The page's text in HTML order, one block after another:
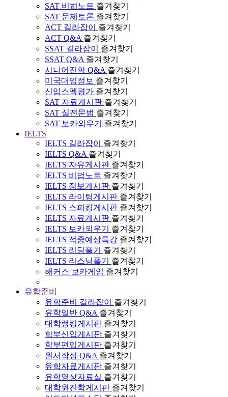
SAT 비법노트 즐겨찾기
SAT 문제토론 즐겨찾기
ACT 길라잡이
즐겨찾기
ACT Q&A 즐겨찾기
SSAT 길라잡이
즐겨찾기
SSAT Q&A 즐겨찾기
시니어진학 Q&A 즐겨찾기
미국대입정보 즐겨찾기
신입스펙평가 즐겨찾기
SAT 자료게시판 즐겨찾기
SAT 실전문법 즐겨찾기
SAT 보카외우기
즐겨찾기
IELTS
IELTS 길라잡이
즐겨찾기
IELTS Q&A 즐겨찾기
IELTS 자유게시판 즐겨찾기
IELTS 비법노트 즐겨찾기
IELTS 정보게시판 즐겨찾기
IELTS 라이팅게시판 즐겨찾기
IELTS 스피킹게시판 즐겨찾기
IELTS 자료게시판 즐겨찾기
IELTS 보카외우기
즐겨찾기
IELTS 적중예상특강 즐겨찾기
IELTS 리딩풀기
즐겨찾기
IELTS 리스닝풀기
즐겨찾기
해커스 보카게임 즐겨찾기
유학준비
유학준비 길라잡이
즐겨찾기
유학일반 Q&A 즐겨찾기
대학랭킹게시판 즐겨찾기
학부신입게시판 즐겨찾기
학부편입게시판 즐겨찾기
원서작성 Q&A 즐겨찾기
유학자료게시판 즐겨찾기
유학영상자료실 즐겨찾기
대학원진학게시판 즐겨찾기